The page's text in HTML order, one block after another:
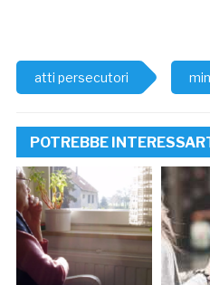
atti persecutori
POTREBBE